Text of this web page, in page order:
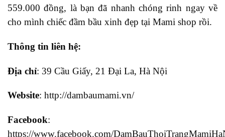
559.000 đồng, là bạn đã nhanh chóng rinh ngay về
cho mình chiếc đầm bầu xinh đẹp tại Mami shop rồi.
Thông tin liên hệ:
Địa chỉ: 39 Cầu Giấy, 21 Đại La, Hà Nội
Website: http://dambaumami.vn/
Facebook:
https://www.facebook.com/